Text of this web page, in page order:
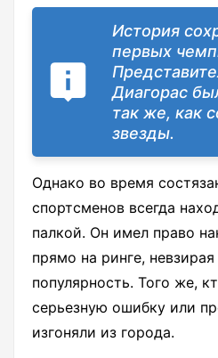
История
первых
Диагорас
так же, как
звезды.
Однако во время
спортсменов всегда
палкой. Он имел право
прямо на ринге, невзирая
популярность. Того же,
серьезную ошибку или
изгоняли из города.